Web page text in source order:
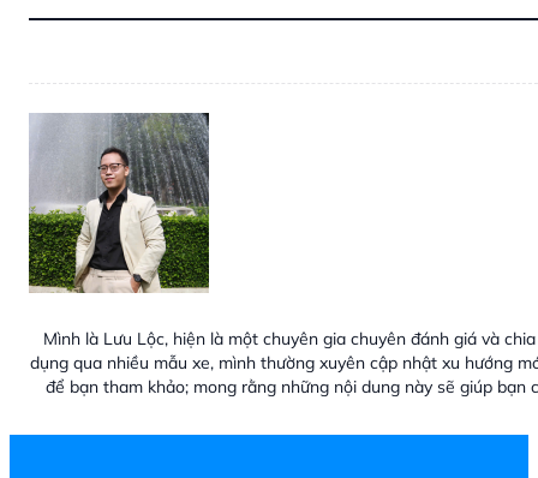
Mình là Lưu Lộc, hiện là một chuyên gia chuyên đánh giá và
dụng qua nhiều mẫu xe, mình thường xuyên cập nhật xu hướng
để bạn tham khảo; mong rằng những nội dung này sẽ giúp